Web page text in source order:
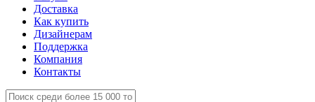
Доставка
Как купить
Дизайнерам
Поддержка
Компания
Контакты